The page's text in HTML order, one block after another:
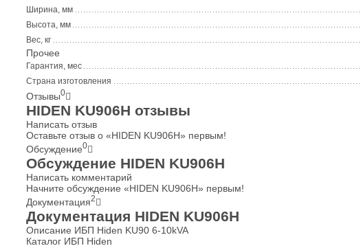
Ширина, мм
Высота, мм
Вес, кг
Прочее
Гарантия, мес
Страна изготовления
Отзывы0
HIDEN KU906Н отзывы
Написать отзыв
Оставьте отзыв о «HIDEN KU906Н» первым!
Обсуждение0
Обсуждение HIDEN KU906Н
Написать комментарий
Начните обсуждение «HIDEN KU906Н» первым!
Документация2
Документация HIDEN KU906Н
Описание ИБП Hiden KU90 6-10kVA
Каталог ИБП Hiden